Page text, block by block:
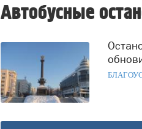
Автобусные
Остановки за счёт рекламы: как Архангельск планирует